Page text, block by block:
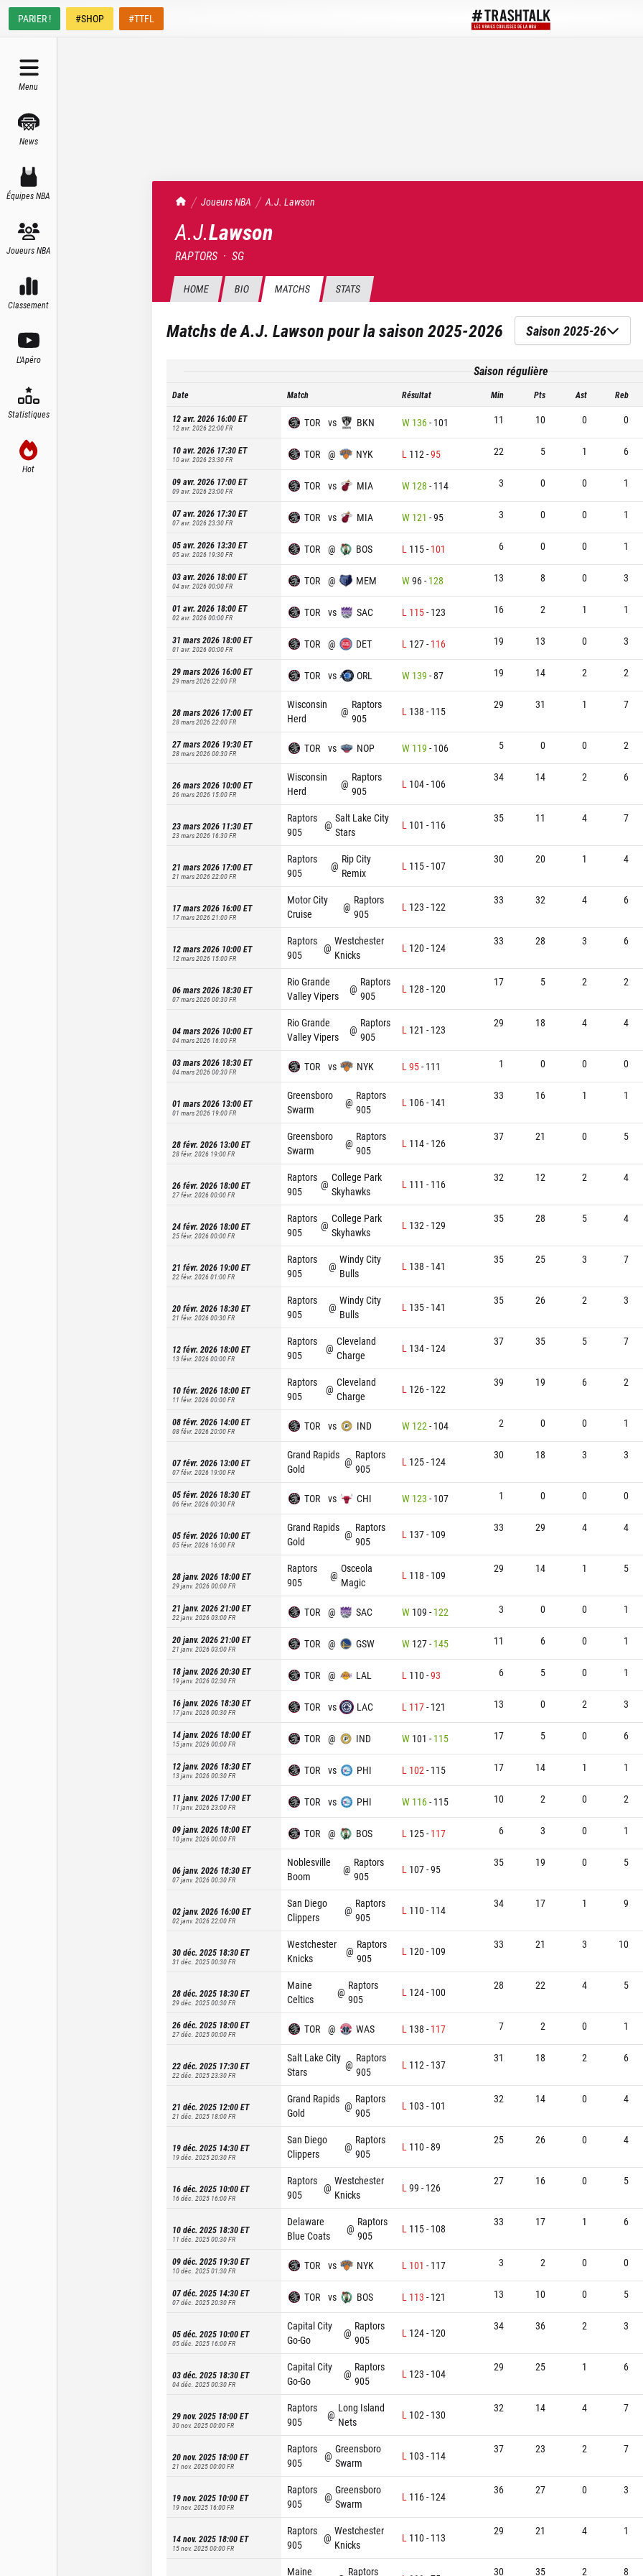
PARIER ! #SHOP #TTFL
Menu
News
Équipes NBA
Joueurs NBA
Classement
L'Apéro
Statistiques
Hot
TrashTalk Actu NBA
Joueurs NBA A.J. Lawson
A.J.Lawson
RAPTORS · SG
HOME BIO MATCHS STATS
Matchs deA.J. Lawsonpour la saison2025-2026 Saison 2025-26
Saison régulière
Date Match Résultat Min Pts Ast Reb
12 avr. 2026 16:00ET
12 avr. 2026 22:00FR TOR vs BKN W 136- 101 11 10 0 0
10 avr. 2026 17:30ET
10 avr. 2026 23:30FR TOR @ NYK L 112 -95 22 5 1 6
09 avr. 2026 17:00ET
09 avr. 2026 23:00FR TOR vs MIA W 128 - 114 3 0 0 1
07 avr. 2026 17:30ET
07 avr. 2026 23:30FR TOR vs MIA W 121 -95 3 0 0 1
05 avr. 2026 13:30ET
05 avr. 2026 19:30FR TOR @ BOS L 115- 101 6 0 0 1
03 avr. 2026 18:00ET
04 avr. 2026 00:00FR TOR @ MEM W96- 128 13 8 0 3
01 avr. 2026 18:00ET
02 avr. 2026 00:00FR TOR vs SAC L 115- 123 16 2 1 1
31 mars 2026 18:00ET
01 avr. 2026 00:00FR TOR @ DET L 127- 116 19 13 0 3
29 mars 2026 16:00ET
29 mars 2026 22:00FR TOR vs ORL W 139 -87 19 14 2 2
28 mars 2026 17:00ET
28 mars 2026 22:00FR
Wisconsin
Herd
@
Raptors
905
L 138 - 115
29 31 1 7
27 mars 2026 19:30ET
28 mars 2026 00:30FR TOR vs NOP W 119 - 106 5 0 0 2
26 mars 2026 10:00ET
26 mars 2026 15:00FR
Wisconsin
Herd
@
Raptors
905
L 104- 106
34 14 2 6
23 mars 2026 11:30ET
23 mars 2026 16:30FR
Raptors
905
@
Salt Lake City
Stars
L 101 - 116
35 11 4 7
21 mars 2026 17:00ET
21 mars 2026 22:00FR
Raptors
905
@
Rip City
Remix
L 115- 107
30 20 1 4
17 mars 2026 16:00ET
17 mars 2026 21:00FR
Motor City
Cruise
@
Raptors
905
L 123 - 122
33 32 4 6
12 mars 2026 10:00ET
12 mars 2026 15:00FR
Raptors
905
@
Westchester
Knicks
L 120- 124
33 28 3 6
06 mars 2026 18:30ET
07 mars 2026 00:30FR
Rio Grande
Valley Vipers
@
Raptors
905
L 128 - 120
17 5 2 2
04 mars 2026 10:00ET
04 mars 2026 16:00FR
Rio Grande
Valley Vipers
@
Raptors
905
L 121 - 123
29 18 4 4
03 mars 2026 18:30ET
04 mars 2026 00:30FR TOR vs NYK L 95- 111 1 0 0 0
01 mars 2026 13:00ET
01 mars 2026 19:00FR
Greensboro
Swarm
@
Raptors
905
L 106- 141
33 16 1 1
28 févr. 2026 13:00ET
28 févr. 2026 19:00FR
Greensboro
Swarm
@
Raptors
905
L 114- 126
37 21 0 5
26 févr. 2026 18:00ET
27 févr. 2026 00:00FR
Raptors
905
@
College Park
Skyhawks
L 111 - 116
32 12 2 4
24 févr. 2026 18:00ET
25 févr. 2026 00:00FR
Raptors
905
@
College Park
Skyhawks
L 132- 129
35 28 5 4
21 févr. 2026 19:00ET
22 févr. 2026 01:00FR
Raptors
905
@
Windy City
Bulls
L 138 - 141
35 25 3 7
20 févr. 2026 18:30ET
21 févr. 2026 00:30FR
Raptors
905
@
Windy City
Bulls
L 135- 141
35 26 2 3
12 févr. 2026 18:00ET
13 févr. 2026 00:00FR
Raptors
905
@
Cleveland
Charge
L 134- 124
37 35 5 7
10 févr. 2026 18:00ET
11 févr. 2026 00:00FR
Raptors
905
@
Cleveland
Charge
L 126- 122
39 19 6 2
08 févr. 2026 14:00ET
08 févr. 2026 20:00FR TOR vs IND W 122 - 104 2 0 0 1
07 févr. 2026 13:00ET
07 févr. 2026 19:00FR
Grand Rapids
Gold
@
Raptors
905
L 125- 124
30 18 3 3
05 févr. 2026 18:30ET
06 févr. 2026 00:30FR TOR vs CHI W 123 - 107 1 0 0 0
05 févr. 2026 10:00ET
05 févr. 2026 16:00FR
Grand Rapids
Gold
@
Raptors
905
L 137- 109
33 29 4 4
28 janv. 2026 18:00ET
29 janv. 2026 00:00FR
Raptors
905
@
Osceola
Magic
L 118 - 109
29 14 1 5
21 janv. 2026 21:00ET
22 janv. 2026 03:00FR TOR @ SAC W 109 - 122 3 0 0 1
20 janv. 2026 21:00ET
21 janv. 2026 03:00FR TOR @ GSW W 127- 145 11 6 0 1
18 janv. 2026 20:30ET
19 janv. 2026 02:30FR TOR @ LAL L 110-93 6 5 0 1
16 janv. 2026 18:30ET
17 janv. 2026 00:30FR TOR vs LAC L 117- 121 13 0 2 3
14 janv. 2026 18:00ET
15 janv. 2026 00:00FR TOR @ IND W 101 - 115 17 5 0 6
12 janv. 2026 18:30ET
13 janv. 2026 00:30FR TOR vs PHI L 102 - 115 17 14 1 1
11 janv. 2026 17:00ET
11 janv. 2026 23:00FR TOR vs PHI W 116- 115 10 2 0 2
09 janv. 2026 18:00ET
10 janv. 2026 00:00FR TOR @ BOS L 125- 117 6 3 0 1
06 janv. 2026 18:30ET
07 janv. 2026 00:30FR
Noblesville
Boom
@
Raptors
905
L 107-95
35 19 0 5
02 janv. 2026 16:00ET
02 janv. 2026 22:00FR
San Diego
Clippers
@
Raptors
905
L 110- 114
34 17 1 9
30 déc. 2025 18:30ET
31 déc. 2025 00:30FR
Westchester
Knicks
@
Raptors
905
L 120- 109
33 21 3 10
28 déc. 2025 18:30ET
29 déc. 2025 00:30FR
Maine
Celtics
@
Raptors
905
L 124- 100
28 22 4 5
26 déc. 2025 18:00ET
27 déc. 2025 00:00FR TOR @ WAS L 138 - 117 7 2 0 1
22 déc. 2025 17:30ET
22 déc. 2025 23:30FR
Salt Lake City
Stars
@
Raptors
905
L 112- 137
31 18 2 6
21 déc. 2025 12:00ET
21 déc. 2025 18:00FR
Grand Rapids
Gold
@
Raptors
905
L 103 - 101
32 14 0 4
19 déc. 2025 14:30ET
19 déc. 2025 20:30FR
San Diego
Clippers
@
Raptors
905
L 110-89
25 26 0 4
16 déc. 2025 10:00ET
16 déc. 2025 16:00FR
Raptors
905
@
Westchester
Knicks
L99 - 126
27 16 0 5
10 déc. 2025 18:30ET
11 déc. 2025 00:30FR
Delaware
Blue Coats
@
Raptors
905
L 115- 108
33 17 1 6
09 déc. 2025 19:30ET
10 déc. 2025 01:30FR TOR vs NYK L 101 - 117 3 2 0 0
07 déc. 2025 14:30ET
07 déc. 2025 20:30FR TOR vs BOS L 113 - 121 13 10 0 5
05 déc. 2025 10:00ET
05 déc. 2025 16:00FR
Capital City
Go-Go
@
Raptors
905
L 124- 120
34 36 2 3
03 déc. 2025 18:30ET
04 déc. 2025 00:30FR
Capital City
Go-Go
@
Raptors
905
L 123 - 104
29 25 1 6
29 nov. 2025 18:00ET
30 nov. 2025 00:00FR
Raptors
905
@
Long Island
Nets
L 102- 130
32 14 4 7
20 nov. 2025 18:00ET
21 nov. 2025 00:00FR
Raptors
905
@
Greensboro
Swarm
L 103 - 114
37 23 2 7
19 nov. 2025 10:00ET
19 nov. 2025 16:00FR
Raptors
905
@
Greensboro
Swarm
L 116- 124
36 27 0 3
14 nov. 2025 18:00ET
15 nov. 2025 00:00FR
Raptors
905
@
Westchester
Knicks
L 110- 113
29 21 4 1
Maine Raptors 30 35 2 8